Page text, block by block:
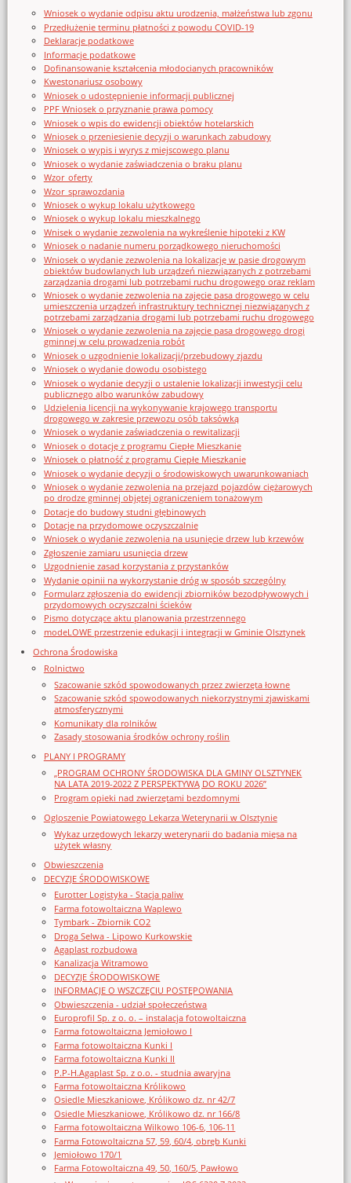
Wniosek o wydanie odpisu aktu urodzenia, małżeństwa lub zgonu
Przedłużenie terminu płatności z powodu COVID-19
Deklaracje podatkowe
Informacje podatkowe
Dofinansowanie kształcenia młodocianych pracowników
Kwestonariusz osobowy
Wniosek o udostępnienie informacji publicznej
PPF Wniosek o przyznanie prawa pomocy
Wniosek o wpis do ewidencji obiektów hotelarskich
Wniosek o przeniesienie decyzji o warunkach zabudowy
Wniosek o wypis i wyrys z miejscowego planu
Wniosek o wydanie zaświadczenia o braku planu
Wzor_oferty
Wzor_sprawozdania
Wniosek o wykup lokalu użytkowego
Wniosek o wykup lokalu mieszkalnego
Wnisek o wydanie zezwolenia na wykreślenie hipoteki z KW
Wniosek o nadanie numeru porządkowego nieruchomości
Wniosek o wydanie zezwolenia na lokalizację w pasie drogowym
obiektów budowlanych lub urządzeń niezwiązanych z potrzebami
zarządzania drogami lub potrzebami ruchu drogowego oraz reklam
Wniosek o wydanie zezwolenia na zajęcie pasa drogowego w celu
umieszczenia urządzeń infrastruktury technicznej niezwiązanych z
potrzebami zarządzania drogami lub potrzebami ruchu drogowego
Wniosek o wydanie zezwolenia na zajęcie pasa drogowego drogi
gminnej w celu prowadzenia robót
Wniosek o uzgodnienie lokalizacji/przebudowy zjazdu
Wniosek o wydanie dowodu osobistego
Wniosek o wydanie decyzji o ustalenie lokalizacji inwestycji celu
publicznego albo warunków zabudowy
Udzielenia licencji na wykonywanie krajowego transportu
drogowego w zakresie przewozu osób taksówką
Wniosek o wydanie zaświadczenia o rewitalizacji
Wniosek o dotację z programu Ciepłe Mieszkanie
Wniosek o płatność z programu Ciepłe Mieszkanie
Wniosek o wydanie decyzji o środowiskowych uwarunkowaniach
Wniosek o wydanie zezwolenia na przejazd pojazdów ciężarowych
po drodze gminnej objętej ograniczeniem tonażowym
Dotacje do budowy studni głębinowych
Dotacje na przydomowe oczyszczalnie
Wniosek o wydanie zezwolenia na usunięcie drzew lub krzewów
Zgłoszenie zamiaru usunięcia drzew
Uzgodnienie zasad korzystania z przystanków
Wydanie opinii na wykorzystanie dróg w sposób szczególny
Formularz zgłoszenia do ewidencji zbiorników bezodpływowych i
przydomowych oczyszczalni ścieków
Pismo dotyczące aktu planowania przestrzennego
modeLOWE przestrzenie edukacji i integracji w Gminie Olsztynek
Ochrona Środowiska
Rolnictwo
Szacowanie szkód spowodowanych przez zwierzęta łowne
Szacowanie szkód spowodowanych niekorzystnymi zjawiskami
atmosferycznymi
Komunikaty dla rolników
Zasady stosowania środków ochrony roślin
PLANY I PROGRAMY
„PROGRAM OCHRONY ŚRODOWISKA DLA GMINY OLSZTYNEK
NA LATA 2019-2022 Z PERSPEKTYWĄ DO ROKU 2026”
Program opieki nad zwierzętami bezdomnymi
Ogloszenie Powiatowego Lekarza Weterynarii w Olsztynie
Wykaz urzędowych lekarzy weterynarii do badania mięsa na
użytek własny
Obwieszczenia
DECYZJE ŚRODOWISKOWE
Eurotter Logistyka - Stacja paliw
Farma fotowoltaiczna Waplewo
Tymbark - Zbiornik CO2
Droga Selwa - Lipowo Kurkowskie
Agaplast rozbudowa
Kanalizacja Witramowo
DECYZJE ŚRODOWISKOWE
INFORMACJE O WSZCZĘCIU POSTĘPOWANIA
Obwieszczenia - udział społeczeństwa
Europrofil Sp. z o. o. – instalacja fotowoltaiczna
Farma fotowoltaiczna Jemiołowo I
Farma fotowoltaiczna Kunki I
Farma fotowoltaiczna Kunki II
P.P-H.Agaplast Sp. z o.o. - studnia awaryjna
Farma fotowoltaiczna Królikowo
Osiedle Mieszkaniowe, Królikowo dz. nr 42/7
Osiedle Mieszkaniowe, Królikowo dz. nr 166/8
Farma fotowoltaiczna Wilkowo 106-6, 106-11
Farma Fotowoltaiczna 57, 59, 60/4, obręb Kunki
Jemiołowo 170/1
Farma Fotowoltaiczna 49, 50, 160/5, Pawłowo